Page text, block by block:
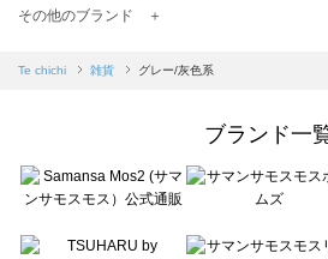
TSUHARU by Samansa Mos2（ツハルバイサマンサ
Samansa Mos2 blue（サマンサモスモス ブルー）の
sō4ū（ソウフォーユー）の雑貨一覧
Te chichi（テチチ）の雑貨一覧
Te chichi CLASSIC（テチチ クラシック）の雑貨一覧
Lugnoncure（ルノンキュール）の雑貨一覧
その他のブランド ＋
Te chichi 雑貨 グレー/灰色系
ブランド一